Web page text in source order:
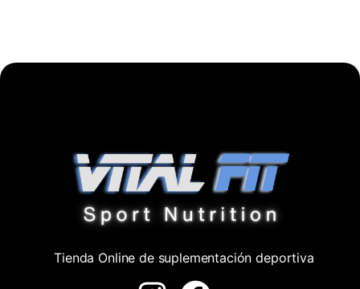
Tienda Online de suplementación deportiva